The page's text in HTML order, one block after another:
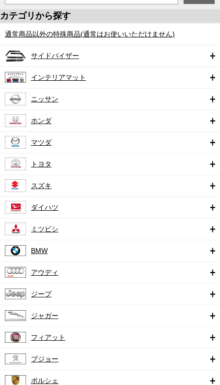
カテゴリから探す
通常商品以外の特殊商品(通常はお使いいただけません)
サイドバイザー
インテリアマット
ニッサン
ホンダ
マツダ
トヨタ
スズキ
ダイハツ
ミツビシ
BMW
アウディ
ジープ
ジャガー
フィアット
プジョー
ポルシェ